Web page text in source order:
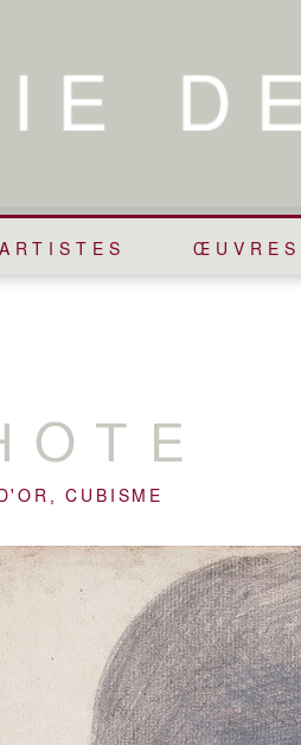
ARTISTES ŒUVRES
CUBISME